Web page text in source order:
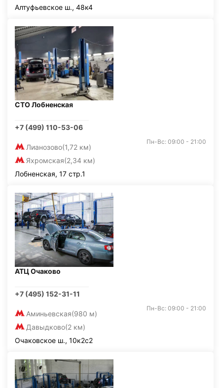
Алтуфьевское ш., 48к4
СТО Лобненская
+7 (499) 110-53-06
Лианозово(1,72 км)
Яхромская(2,34 км)
Пн-Вс: 09:00 - 21:00
Лобненская, 17 стр.1
АТЦ Очаково
+7 (495) 152-31-11
Аминьевская(980 м)
Давыдково(2 км)
Пн-Вс: 09:00 - 21:00
Очаковское ш., 10к2с2